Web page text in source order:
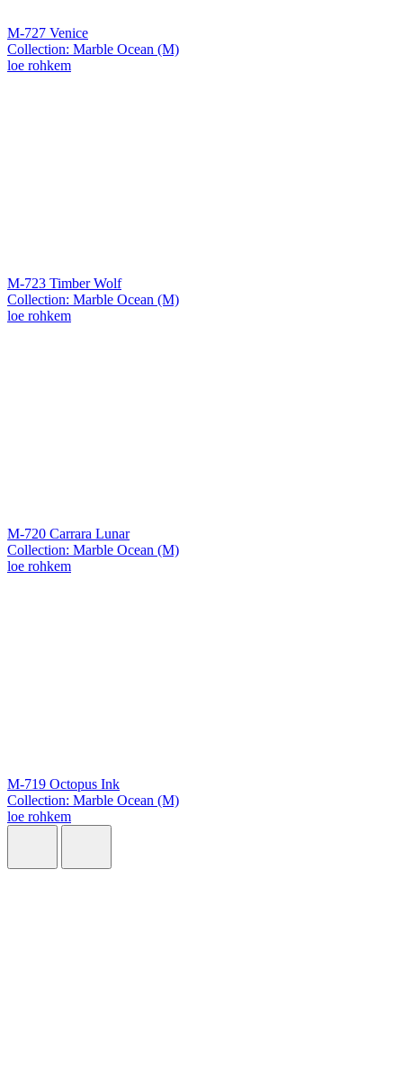
M-727 Venice
Collection: Marble Ocean (M)
loe rohkem
M-723 Timber Wolf
Collection: Marble Ocean (M)
loe rohkem
M-720 Carrara Lunar
Collection: Marble Ocean (M)
loe rohkem
M-719 Octopus Ink
Collection: Marble Ocean (M)
loe rohkem